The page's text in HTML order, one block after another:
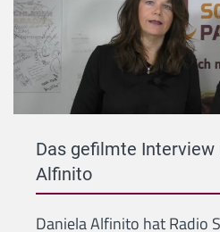
Das gefilmte Interview
Alfinito
Daniela Alfinito hat Radio